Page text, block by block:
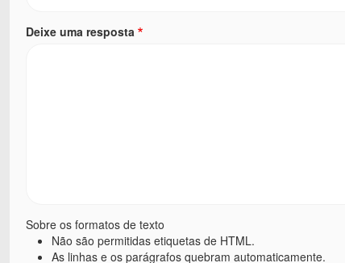
Deixe uma resposta
Sobre os formatos de texto
Não são permitidas etiquetas de HTML.
As linhas e os parágrafos quebram automaticamente.